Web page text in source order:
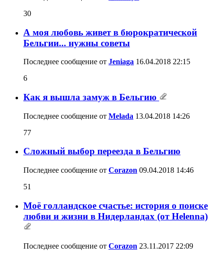
30
А моя любовь живет в бюрократической
Бельгии... нужны советы
Последнее сообщение от Jeniaga 16.04.2018 22:15
6
Как я вышла замуж в Бельгию
Последнее сообщение от Melada 13.04.2018 14:26
77
Сложный выбор переезда в Бельгию
Последнее сообщение от Corazon 09.04.2018 14:46
51
Моё голландское счастье: история о поиске
любви и жизни в Нидерландах (от Helenna)
Последнее сообщение от Corazon 23.11.2017 22:09